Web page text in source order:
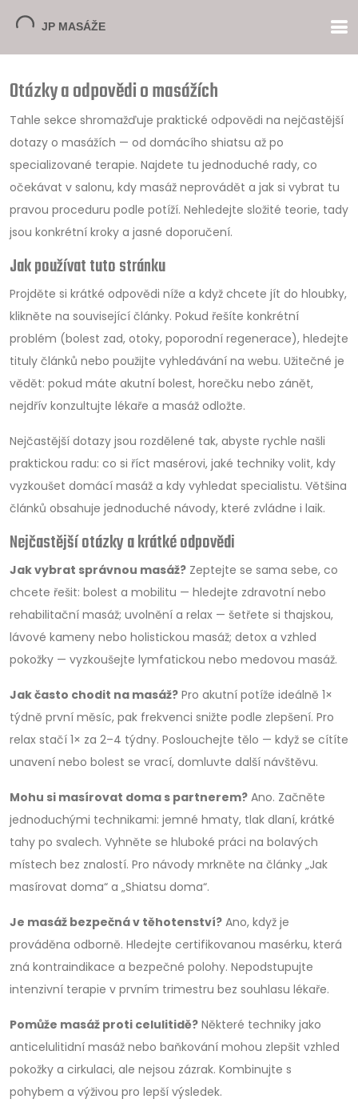
Otázky a odpovědi o masážích
Tahle sekce shromažďuje praktické odpovědi na nejčastější
dotazy o masážích — od domácího shiatsu až po
specializované terapie. Najdete tu jednoduché rady, co
očekávat v salonu, kdy masáž neprovádět a jak si vybrat tu
pravou proceduru podle potíží. Nehledejte složité teorie, tady
jsou konkrétní kroky a jasné doporučení.
Jak používat tuto stránku
Projděte si krátké odpovědi níže a když chcete jít do hloubky,
klikněte na související články. Pokud řešíte konkrétní
problém (bolest zad, otoky, poporodní regenerace), hledejte
tituly článků nebo použijte vyhledávání na webu. Užitečné je
vědět: pokud máte akutní bolest, horečku nebo zánět,
nejdřív konzultujte lékaře a masáž odložte.
Nejčastější dotazy jsou rozdělené tak, abyste rychle našli
praktickou radu: co si říct masérovi, jaké techniky volit, kdy
vyzkoušet domácí masáž a kdy vyhledat specialistu. Většina
článků obsahuje jednoduché návody, které zvládne i laik.
Nejčastější otázky a krátké odpovědi
Jak vybrat správnou masáž? Zeptejte se sama sebe, co
chcete řešit: bolest a mobilitu — hledejte zdravotní nebo
rehabilitační masáž; uvolnění a relax — šetřete si thajskou,
lávové kameny nebo holistickou masáž; detox a vzhled
pokožky — vyzkoušejte lymfatickou nebo medovou masáž.
Jak často chodit na masáž? Pro akutní potíže ideálně 1×
týdně první měsíc, pak frekvenci snižte podle zlepšení. Pro
relax stačí 1× za 2–4 týdny. Poslouchejte tělo — když se cítíte
unavení nebo bolest se vrací, domluvte další návštěvu.
Mohu si masírovat doma s partnerem? Ano. Začněte
jednoduchými technikami: jemné hmaty, tlak dlaní, krátké
tahy po svalech. Vyhněte se hluboké práci na bolavých
místech bez znalostí. Pro návody mrkněte na články „Jak
masírovat doma“ a „Shiatsu doma“.
Je masáž bezpečná v těhotenství? Ano, když je
prováděna odborně. Hledejte certifikovanou masérku, která
zná kontraindikace a bezpečné polohy. Nepodstupujte
intenzivní terapie v prvním trimestru bez souhlasu lékaře.
Pomůže masáž proti celulitidě? Některé techniky jako
anticelulitidní masáž nebo baňkování mohou zlepšit vzhled
pokožky a cirkulaci, ale nejsou zázrak. Kombinujte s
pohybem a výživou pro lepší výsledek.